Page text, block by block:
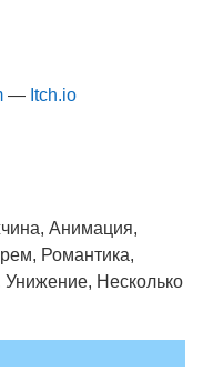
— Itch.io
Анимация,
Романтика,
Несколько